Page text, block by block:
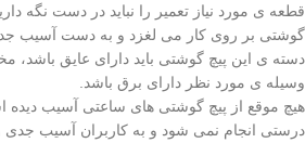
قطعه ی مورد نیاز تعمیر را نباید در دست نگه
گوشتی بر روی کار می لغزد و به دست آسیب
دسته ی این پیچ گوشتی باید دارای عایق باشد،
وسیله ی مورد نظر دارای برق باشد.
هیچ موقع از پیچ گوشتی های ساعتی آسیب دیده
درستی انجام نمی شود و به کاربران آسیب جدی